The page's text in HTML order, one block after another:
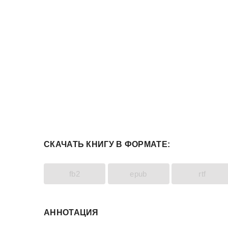
СКАЧАТЬ КНИГУ В ФОРМАТЕ:
fb2 epub rtf
АННОТАЦИЯ